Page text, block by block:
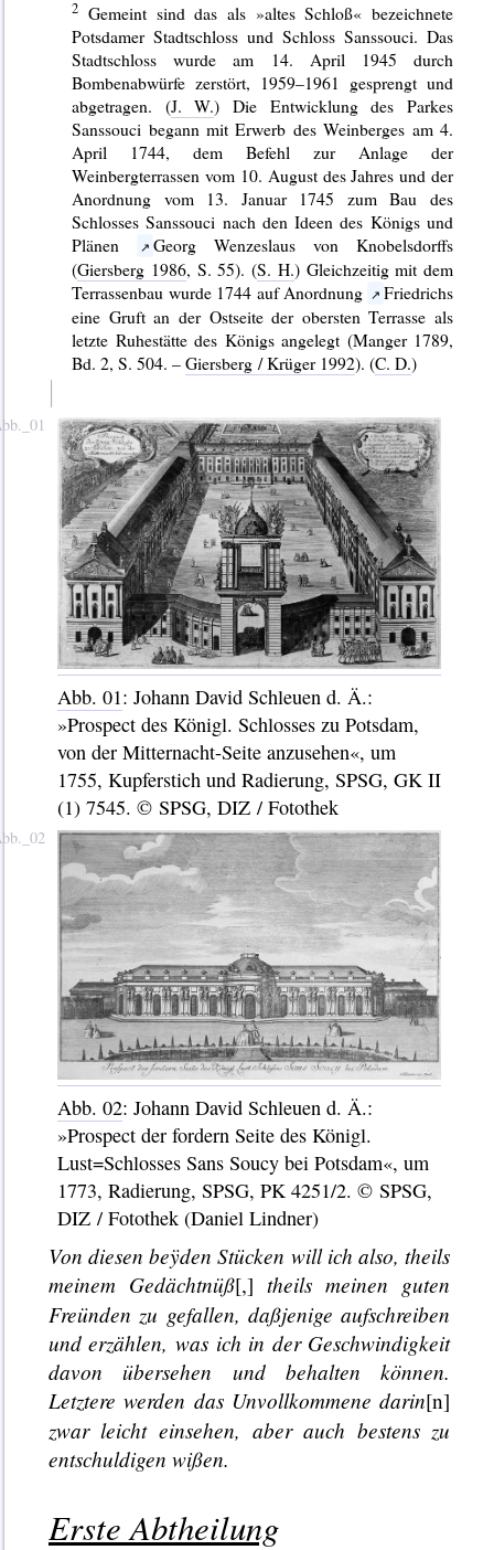
Gemeint sind das als »altes Schloß« bezeichnete
Potsdamer Stadtschloss und Schloss Sanssouci. Das
Stadtschloss wurde am 14. April 1945 durch
Bombenabwürfe zerstört, 1959–1961 gesprengt und
abgetragen. (J. W.) Die Entwicklung des Parkes
Sanssouci begann mit Erwerb des Weinberges am 4.
April 1744, dem Befehl zur Anlage der
Weinbergterrassen vom 10. August des Jahres und der
Anordnung vom 13. Januar 1745 zum Bau des
Schlosses Sanssouci nach den Ideen des Königs und
Plänen
Georg Wenzeslaus von Knobelsdorffs
(Giersberg 1986, S. 55). (S. H.) Gleichzeitig mit dem
Terrassenbau wurde 1744 auf Anordnung
Friedrichs
eine Gruft an der Ostseite der obersten Terrasse als
letzte Ruhestätte des Königs angelegt (Manger 1789,
Bd. 2, S. 504. –Giersberg / Krüger 1992). (C. D.)
Abb. 01: Johann David Schleuen d. Ä.:
»Prospect des Königl. Schlosses zu Potsdam,
von der Mitternacht-Seite anzusehen«, um
1755, Kupferstich und Radierung, SPSG, GK II
(1) 7545. © SPSG, DIZ / Fotothek
Abb. 02: Johann David Schleuen d. Ä.:
»Prospect der fordern Seite des Königl.
Lust=Schlosses Sans Soucy bei Potsdam«, um
1773, Radierung, SPSG, PK 4251/2. © SPSG,
DIZ / Fotothek (Daniel Lindner)
Von diesen beÿden Stücken will ich also, theils
meinem Gedächtnüß[,] theils meinen guten
Freünden zu gefallen, daßjenige aufschreiben
und erzählen, was ich in der Geschwindigkeit
davon übersehen und behalten können.
Letztere werden das Unvollkommene darin[n]
zwar leicht einsehen, aber auch bestens zu
entschuldigen wißen.
Erste Abtheilung